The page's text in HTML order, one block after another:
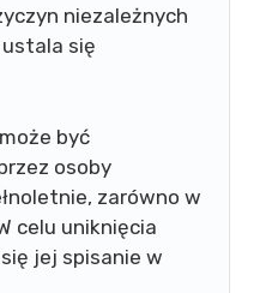
niezależnych
się
być
osoby
zarówno w
celu uniknięcia
jej spisanie w